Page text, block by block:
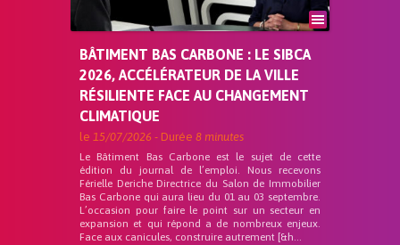
BÂTIMENT BAS CARBONE : LE SIBCA
2026, ACCÉLÉRATEUR DE LA VILLE
RÉSILIENTE FACE AU CHANGEMENT
CLIMATIQUE
le 15/07/2026 - Durée 8 minutes
Le Bâtiment Bas Carbone est le sujet de cette
édition du journal de l’emploi. Nous recevons
Férielle Deriche Directrice du Salon de Immobilier
Bas Carbone qui aura lieu du 01 au 03 septembre.
L’occasion pour faire le point sur un secteur en
expansion et qui répond a de nombreux enjeux.
Face aux canicules, construire autrement [&h...